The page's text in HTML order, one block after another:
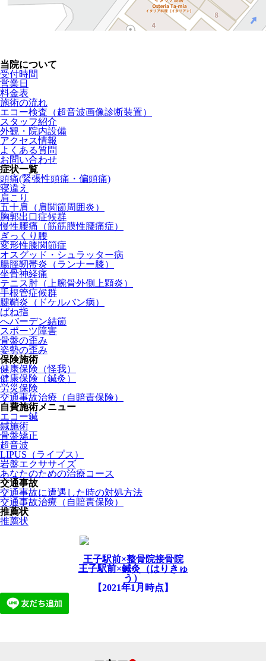
当院について
受付時間
営業日
料金表
施術の流れ
エコー検査（超音波画像診断装置）
スタッフ紹介
外観・院内設備
アクセス情報
よくある質問
お問い合わせ
症状一覧
頭痛(緊張性頭痛・偏頭痛)
寝違え
肩こり
五十肩（肩関節周囲炎）
胸郭出口症候群
慢性腰痛（筋筋膜性腰痛症）
ぎっくり腰
変形性膝関節症
オスグッド・シュラッター病
腸脛靭帯炎（ランナー膝）
坐骨神経痛
テニス肘（上腕骨外側上顆炎）
手根管症候群
腱鞘炎（ドケルバン病）
ばね指
へバーデン結節
スポーツ障害
骨盤の歪み
姿勢の歪み
保険施術
健康保険（怪我）
健康保険（鍼灸）
労災保険
交通事故治療（自賠責保険）
自費施術メニュー
エコー鍼
鍼施術
骨盤矯正
超音波
LIPUS（ライプス）
岩盤エクササイズ
あなたのための治療コース
交通事故
交通事故に遭遇した時の対処方法
交通事故治療（自賠責保険）
推薦状
推薦状
王子駅前×整骨院接骨院
王子駅前×鍼灸（はりきゅ
う）
【2021年1月時点】